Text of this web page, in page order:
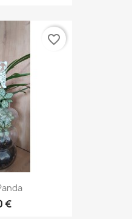
€
favorite_border